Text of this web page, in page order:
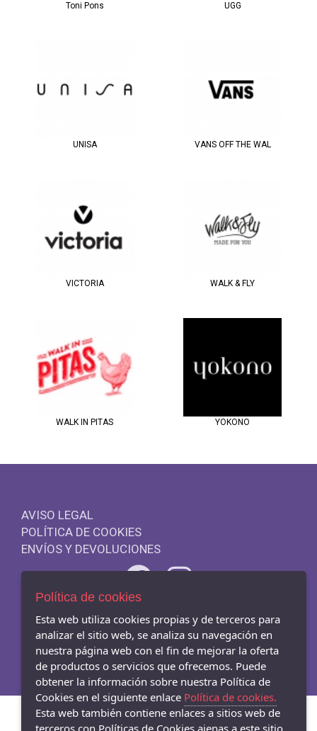
Toni Pons UGG
UNISA VANS OFF THE WAL
VICTORIA WALK & FLY
WALK IN PITAS YOKONO
AVISO LEGAL
POLÍTICA DE COOKIES
ENVÍOS Y DEVOLUCIONES
- Carrer Mar 54-56, Badalona - 08911 (Barcelona)
933845003
Política de cookies
Esta web utiliza cookies propias y de terceros para
analizar el sitio web, se analiza su navegación en
nuestra página web con el fin de mejorar la oferta
de productos o servicios que ofrecemos. Puede
obtener la información sobre nuestra Política de
Cookies en el siguiente enlace Política de cookies.
Esta web también contiene enlaces a sitios web de
terceros con Políticas de Cookies ajenas a este sitio